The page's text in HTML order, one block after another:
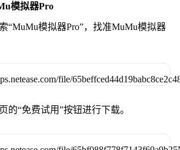
模拟器Pro
“MuMu模拟器Pro”，找准MuMu模拟器
的“免费试用”按钮进行下载。